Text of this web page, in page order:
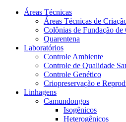
Áreas Técnicas
Áreas Técnicas de
Colônias de Fundação de
Quarentena
Laboratórios
Controle Ambiente
Controle de Qualidade
Controle Genético
Criopreservação e
Linhagens
Camundongos
Isogênicos
Heterogênicos